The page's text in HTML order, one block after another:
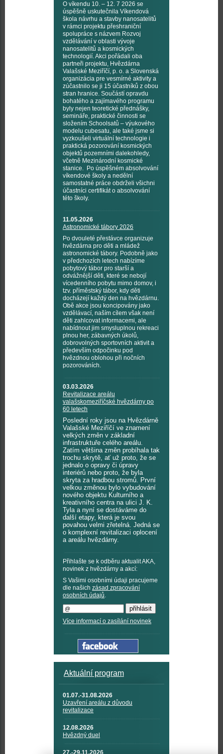
O víkendu 10. – 12. 7 2026 se
úspěšně uskutečnila Víkendová
škola návrhu a stavby nanosatelitů
v rámci projektu přeshraniční
spolupráce s názvem Rozvoj
vzdělávání v oblasti vývoje
nanosatelitů a kosmických
technologií. Akci pořádali oba
partneři projektu, Hvězdárna
Valašské Meziříčí, p. o. a Slovenská
organizácia pre vesmírné aktivity a
zúčastnilo se ji 15 účastníků z obou
stran hranice. Součástí opravdu
bohatého a zajímavého programu
byly nejen teoretické přednášky,
semináře, praktické činnosti se
složením Schoolsatů – výukového
modelu cubesatu, ale také jsme si
vyzkoušeli virtuální technologie i
praktická pozorování kosmických
objektů pozemními dalekohledy,
včetně Mezinárodní kosmické
stanice. Po úspěšném absolvování
víkendové školy a nedělní
samostatné práce obdrželi všichni
účastníci certifikát o absolvování
této školy.
11.05.2026
Astronomické tábory 2026
Po dvouleté přestávce organizuje
hvězdárna pro děti a mládež
astronomické tábory. Podobně jako
v předchozích letech nabízíme
pobytový tábor pro starší a
odvážnější děti, které se nebojí
vícedenního pobytu mimo domov, i
tzv. příměstský tábor, kdy děti
docházejí každý den na hvězdárnu.
Obě akce jsou koncipovány jako
vzdělávací, naším cílem však není
děti zahlcovat informacemi, ale
nabídnout jim smysluplnou rekreaci
plnou her, zábavných úkolů,
dobrovolných sportovních aktivit a
především odpočinku pod
hvězdnou oblohou při nočních
pozorováních.
03.03.2026
Revitalizace areálu
valašskomeziříčské hvězdárny po
60 letech
Poslední roky jsou na Hvězdárně
Valašské Meziříčí ve znamení
velkých změn v základní
infrastruktuře celého areálu.
Zatím většina změn probíhala tak
trochu skrytě, ať už proto, že se
jednalo o opravy či úpravy
interiérů nebo proto, že byla
skryta za hradbou stromů. První
velkou změnou bylo vybudování
nového objektu Kulturního a
kreativního centra na ulici J. K.
Tyla a nyní se dostáváme do
další etapy, která je svou
povahou velmi zřetelná. Jedná se
o komplexní revitalizaci oplocení
a areálu hvězdárny.
Přihlašte se k odběru aktualit AKA,
novinek z hvězdárny a akcí:
S Vašimi osobními údaji pracujeme
dle našich zásad zpracování
osobních údajů.
Více informací o zasílání novinek
Aktuální program
01.07.-31.08.2026
Uzavření areálu z důvodu
revitalizace
12.08.2026
Hvězdný duel
27.-29.11.2026